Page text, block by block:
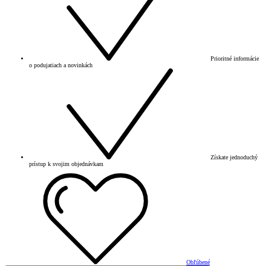
Prioritné informácie
o podujatiach a novinkách
Získate jednoduchý
prístup k svojim objednávkam
Obľúbené